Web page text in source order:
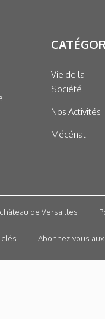
Vie de la
Société
Nos Activités
Mécénat
de Versailles
clés Abonnez-vous